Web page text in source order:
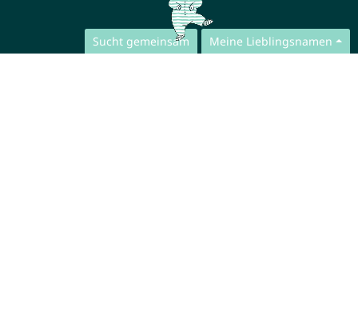
Sucht gemeinsam Meine Lieblingsnamen